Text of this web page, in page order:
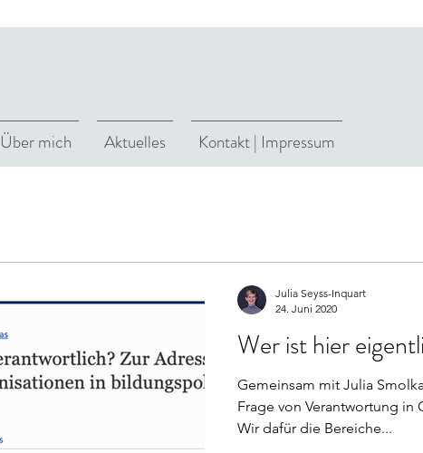
Über mich Aktuelles Kontakt | Impressum
Wer ist hier
Gemeinsam mit Julia
Frage von Verantwortung in
Wir dafür die Bereiche...
Julia Seyss-Inquart
24. Juni 2020